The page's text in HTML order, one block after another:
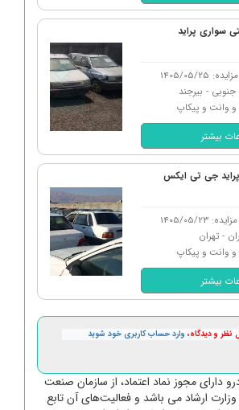
سواری پراید
05/25
- بیرجند
وانت و پیکاپ
بیشتر
جی تی ایکس
1405/05/23
- تهران
وانت و پیکاپ
بیشتر
نظر و دیدگاه، وارد حساب کاربری خود شوید
دارای مجوز نماد اعتماد، از سازمان صنعت
ارشاد می باشد و فعالیت‌های آن تابع